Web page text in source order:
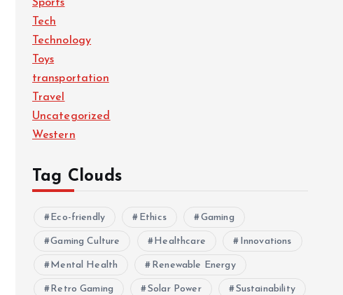
Sports
Tech
Technology
Toys
transportation
Travel
Uncategorized
Western
Tag Clouds
Eco-friendly Ethics Gaming
Gaming Culture Healthcare Innovations
Mental Health Renewable Energy
Retro Gaming Solar Power Sustainability